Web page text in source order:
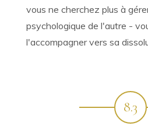
vous ne cherchez plus à
psychologique de l'autre -
l'accompagner vers sa
8.3